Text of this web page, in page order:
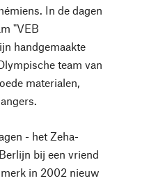
In de dagen
"VEB
handgemaakte
team van
materialen,
- het Zeha-
bij een vriend
in 2002 nieuw